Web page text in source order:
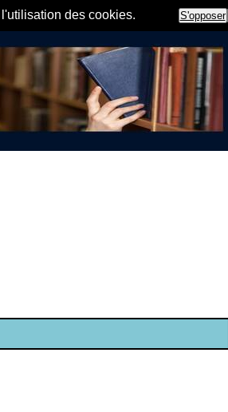
des cookies. S'opposer